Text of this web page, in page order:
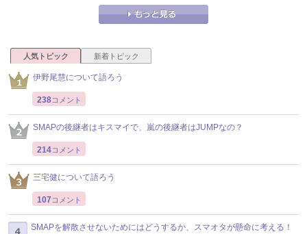
人気トピック 新着トピック
伊野尾慧について語ろう
238コメント
SMAPの後継者はキスマイで、嵐の後継者はJUMPなの？
214コメント
三宅健について語ろう
107 コメント
SMAPを解散させないためにはどうするか、スマオタが懸命に考える！